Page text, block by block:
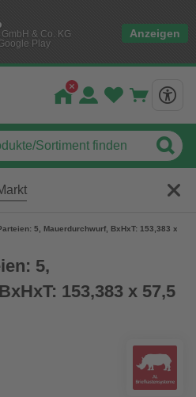
& Co. KG
Play
Anzeigen
5, Mauerdurchwurf, BxHxT: 153,383 x
5,
153,383 x 57,5